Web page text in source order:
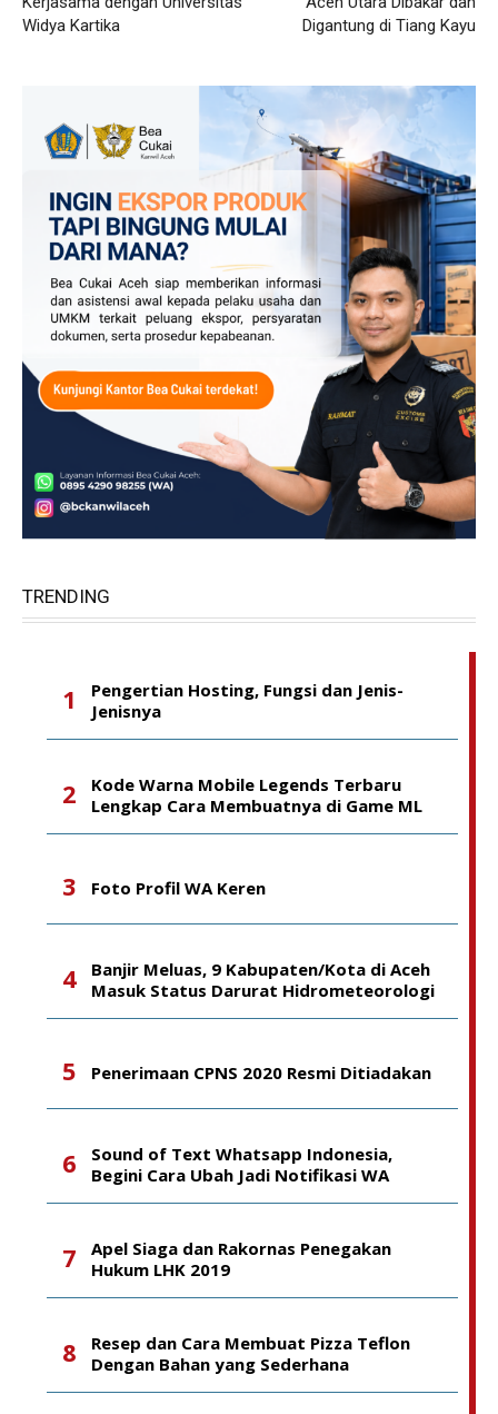
Widya Kartika
Digantung di Tiang Kayu
TRENDING
Pengertian Hosting, Fungsi dan Jenis-
Jenisnya
Kode Warna Mobile Legends Terbaru
Lengkap Cara Membuatnya di Game ML
Foto Profil WA Keren
Banjir Meluas, 9 Kabupaten/Kota di Aceh
Masuk Status Darurat Hidrometeorologi
Penerimaan CPNS 2020 Resmi Ditiadakan
Sound of Text Whatsapp Indonesia,
Begini Cara Ubah Jadi Notifikasi WA
Apel Siaga dan Rakornas Penegakan
Hukum LHK 2019
Resep dan Cara Membuat Pizza Teflon
Dengan Bahan yang Sederhana